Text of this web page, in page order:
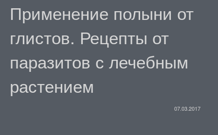
Применение полыни от
глистов. Рецепты от
паразитов с лечебным
растением
07.03.2017